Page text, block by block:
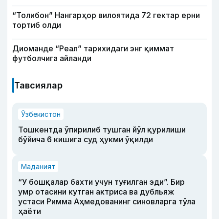
“Толибон” Нангарҳор вилоятида 72 гектар ерни
тортиб олди
Диоманде “Реал” тарихидаги энг қиммат
футболчига айланди
Тавсиялар
Ўзбекистон
Тошкентда ўпирилиб тушган йўл қурилиши
бўйича 6 кишига суд ҳукми ўқилди
Маданият
“У бошқалар бахти учун туғилган эди”. Бир
умр отасини кутган актриса ва дубльяж
устаси Римма Аҳмедованинг синовларга тўла
ҳаёти